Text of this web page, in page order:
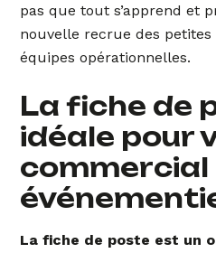
pas que tout s’apprend et
nouvelle recrue des
équipes opérationnelles.
La fiche de
idéale pour
commercial
La fiche de poste est un